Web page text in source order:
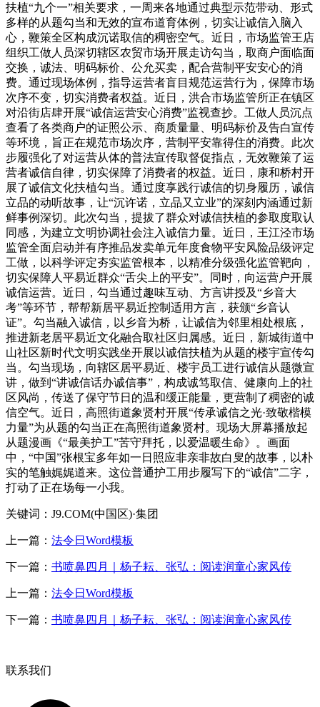
扶植“九个一”相关要求，一周来各地通过典型示范带动、形式
多样的从题勾当和无效的宣布道育体例，切实让诚信入脑入
心，鞭策全区构成沉诺取信的稠密空气。近日，市场监管王店
组织工做人员深切辖区农贸市场开展走访勾当，取商户面临面
交换，诚法、明码标价、公允买卖，配合营制平安安心的消
费。通过现场体例，指导运营者盲目规范运营行为，保障市场
次序不变，切实消费者权益。近日，洪合市场监管所正在镇区
对沿街店肆开展“诚信运营安心消费”监视查抄。工做人员沉点
查看了各类商户的证照公示、商质量量、明码标价及告白宣传
等环境，旨正在规范市场次序，营制平安靠得住的消费。此次
步履强化了对运营从体的普法宣传取督促指点，无效鞭策了运
营者诚信自律，切实保障了消费者的权益。近日，康和桥村开
展了诚信文化扶植勾当。通过度享践行诚信的切身履历，诚信
立品的动听故事，让“沉许诺，立品又立业”的深刻内涵通过新
鲜事例深切。此次勾当，提拔了群众对诚信扶植的参取度取认
同感，为建立文明协调社会注入诚信力量。近日，王江泾市场
监管全面启动并有序推品发卖单元年度食物平安风险品级评定
工做，以科学评定夯实监管根本，以精准分级强化监管靶向，
切实保障人平易近群众“舌尖上的平安”。同时，向运营户开展
诚信运营。近日，勾当通过趣味互动、方言讲授及“乡音大
考”等环节，帮帮新居平易近控制适用方言，获颁“乡音认
证”。勾当融入诚信，以乡音为桥，让诚信为邻里相处根底，
推进新老居平易近文化融合取社区归属感。近日，新城街道中
山社区新时代文明实践坐开展以诚信扶植为从题的楼宇宣传勾
当。勾当现场，向辖区居平易近、楼宇员工进行诚信从题微宣
讲，做到“讲诚信话办诚信事”，构成诚笃取信、健康向上的社
区风尚，传送了保守节日的温和缓正能量，更营制了稠密的诚
信空气。近日，高照街道象贤村开展“传承诚信之光·致敬楷模
力量”为从题的勾当正在高照街道象贤村。现场大屏幕播放起
从题漫画《“最美护工”苦守拜托，以爱温暖生命》。画面
中，“中国”张根宝多年如一日照应非亲非故白叟的故事，以朴
实的笔触娓娓道来。这位普通护工用步履写下的“诚信”二字，
打动了正在场每一小我。
关键词：J9.COM(中国区)·集团
上一篇： 法令日Word模板
下一篇： 书喷鼻四月｜杨子耘、张弘：阅读润童心家风传
上一篇： 法令日Word模板
下一篇： 书喷鼻四月｜杨子耘、张弘：阅读润童心家风传
联系我们